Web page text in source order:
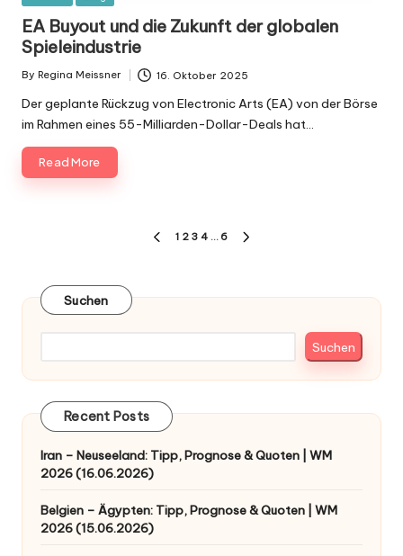
EA Buyout und die Zukunft der globalen
Spieleindustrie
Posted
By Regina Meissner 16. Oktober 2025
Der geplante Rückzug von Electronic Arts (EA) von der Börse
im Rahmen eines 55-Milliarden-Dollar-Deals hat…
Read More
Seitennummerierung
Beiträge
PREVIOUS
1 2 3 4 … 6
Suchen
Suchen
Recent Posts
Iran – Neuseeland: Tipp, Prognose & Quoten | WM
2026 (16.06.2026)
Belgien – Ägypten: Tipp, Prognose & Quoten | WM
2026 (15.06.2026)